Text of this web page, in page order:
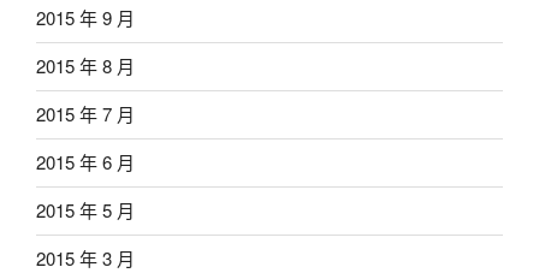
2015 年 9 月
2015 年 8 月
2015 年 7 月
2015 年 6 月
2015 年 5 月
2015 年 3 月